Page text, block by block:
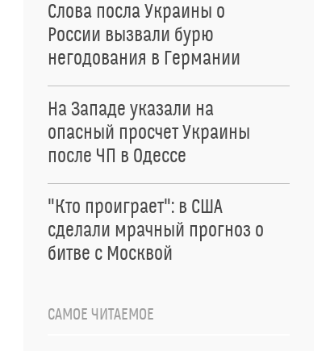
Слова посла Украины о
России вызвали бурю
негодования в Германии
На Западе указали на
опасный просчет Украины
после ЧП в Одессе
"Кто проиграет": в США
сделали мрачный прогноз о
битве с Москвой
САМОЕ ЧИТАЕМОЕ